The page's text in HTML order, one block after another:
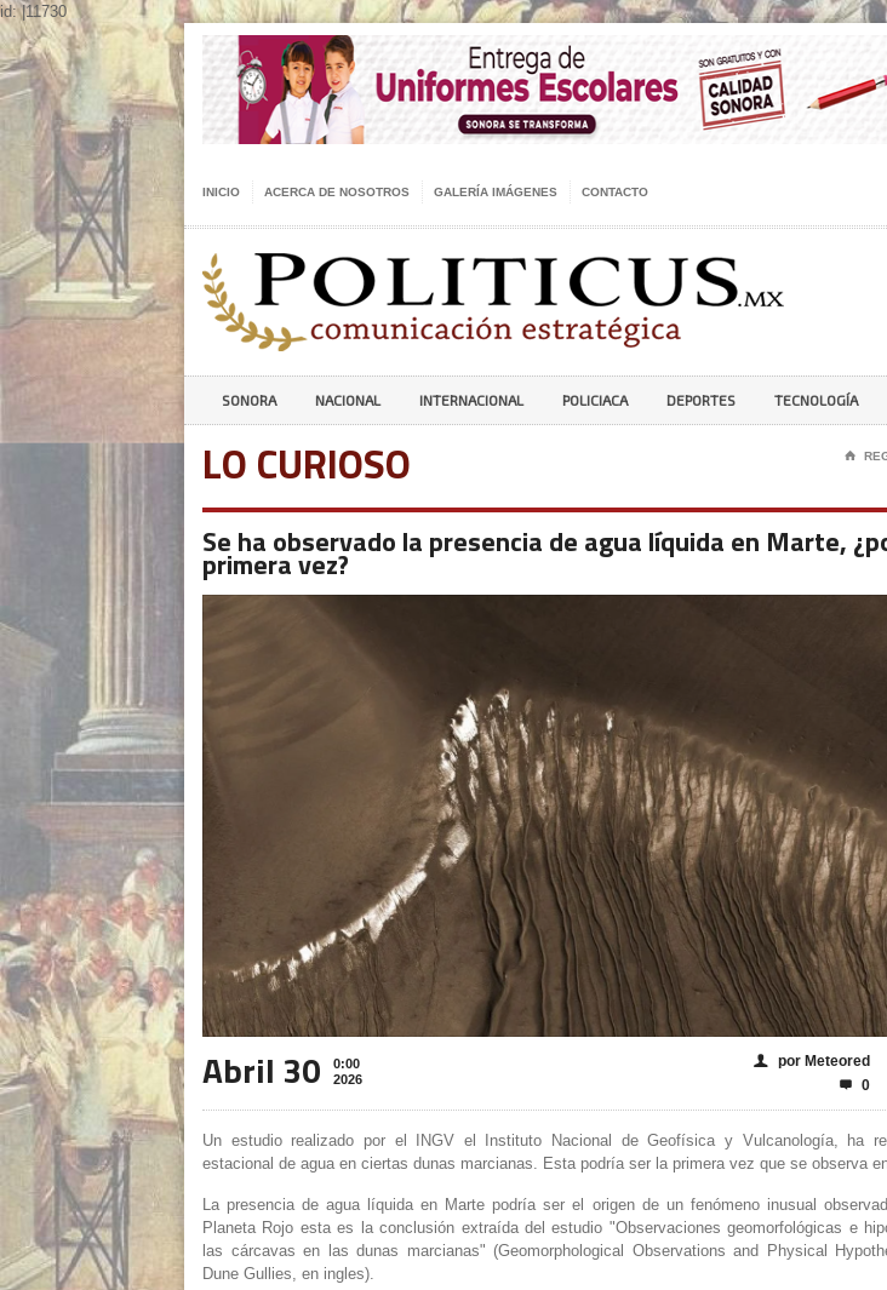
id: |11730
INICIO ACERCA DE NOSOTROS GALERÍA IMÁGENES CONTACTO
SONORA NACIONAL INTERNACIONAL POLICIACA DEPORTES TECNOLOGÍA
LO CURIOSO ⌂
Se ha observado la presencia de agua líquida en Marte,
primera vez?
Abril 30
0:00
2026
👤 por Meteored
 0
Un estudio realizado por el INGV el Instituto Nacional de Geofísica y Vulcanología, ha
estacional de agua en ciertas dunas marcianas. Esta podría ser la primera vez que se observa
La presencia de agua líquida en Marte podría ser el origen de un fenómeno inusual
Planeta Rojo esta es la conclusión extraída del estudio "Observaciones geomorfológicas e
las cárcavas en las dunas marcianas" (Geomorphological Observations and Physical
Dune Gullies, en ingles).